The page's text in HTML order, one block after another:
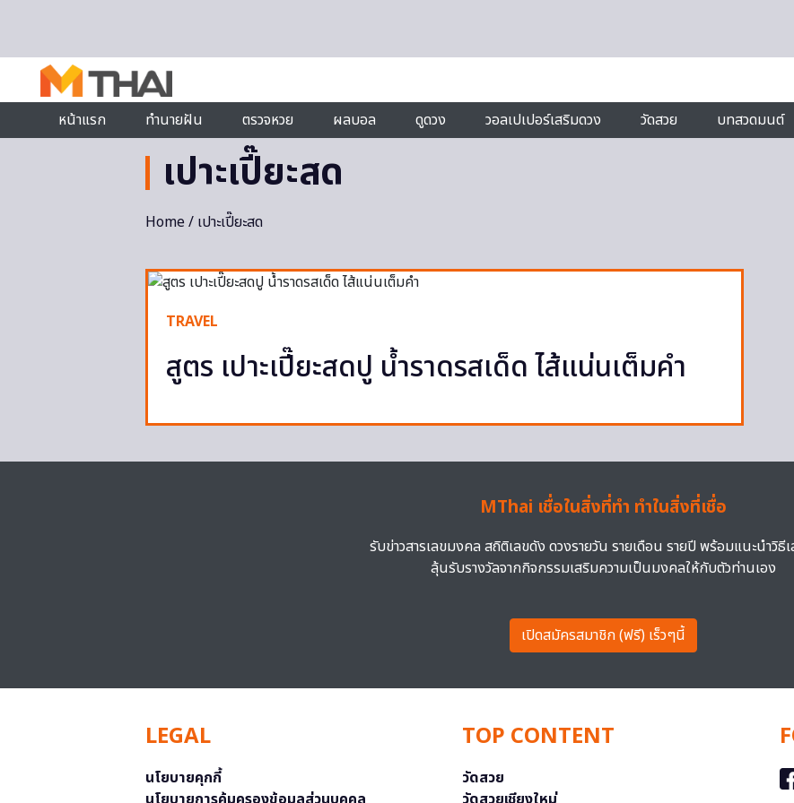
หน้าแรก
ทำนายฝัน ตรวจหวย ผลบอล ดูดวง วอลเปเปอร์เสริมดวง วัดสวย บทสวดมนต์
เปาะเปี๊ยะสด
Home/ เปาะเปี๊ยะสด
TRAVEL
สูตร เปาะเปี๊ยะสดปู น้ำราดรสเด็ด ไส้แน่นเต็มคำ
MThai เชื่อในสิ่งที่ทำ ทำในสิ่งที่เชื่อ
รับข่าวสารเลขมงคล สถิติเลขดัง ดวงรายวัน รายเดือน รายปี พร้อมแนะนำวิธี
ลุ้นรับรางวัลจากกิจกรรมเสริมความเป็นมงคลให้กับตัวท่านเอง
เปิดสมัครสมาชิก (ฟรี) เร็วๆนี้
LEGAL
นโยบายคุกกี้
TOP CONTENT
วัดสวย